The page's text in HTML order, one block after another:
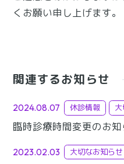
くお願い申し上げます。
関連するお知らせ
2024.08.07 休診情報
臨時診療時間変更のお知
2023.02.03 大切なお知らせ